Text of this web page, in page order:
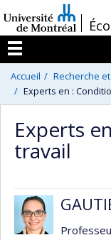
au
contenu
/
Menu
Accueil Recherche
Experts en :
Experts
travail